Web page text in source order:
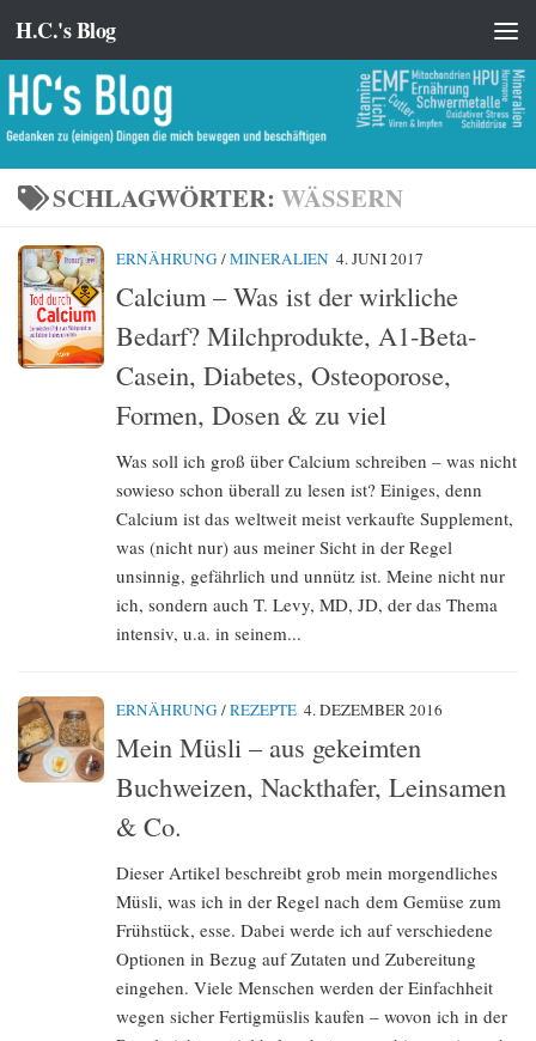
Zum Inhalt springen
H.C.'s Blog
SCHLAGWÖRTER: WÄSSERN
ERNÄHRUNG /MINERALIEN 4. JUNI 2017
Calcium – Was ist der wirkliche
Bedarf? Milchprodukte, A1-Beta-
Casein, Diabetes, Osteoporose,
Formen, Dosen & zu viel
Was soll ich groß über Calcium schreiben – was nicht
sowieso schon überall zu lesen ist? Einiges, denn
Calcium ist das weltweit meist verkaufte Supplement,
was (nicht nur) aus meiner Sicht in der Regel
unsinnig, gefährlich und unnütz ist. Meine nicht nur
ich, sondern auch T. Levy, MD, JD, der das Thema
intensiv, u.a. in seinem...
ERNÄHRUNG /REZEPTE 4. DEZEMBER 2016
Mein Müsli – aus gekeimten
Buchweizen, Nackthafer, Leinsamen
& Co.
Dieser Artikel beschreibt grob mein morgendliches
Müsli, was ich in der Regel nach dem Gemüse zum
Frühstück, esse. Dabei werde ich auf verschiedene
Optionen in Bezug auf Zutaten und Zubereitung
eingehen. Viele Menschen werden der Einfachheit
wegen sicher Fertigmüslis kaufen – wovon ich in der